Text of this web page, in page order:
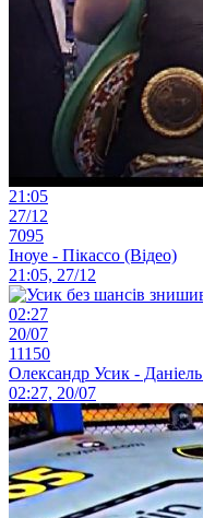
21:05
27/12
7095
Іноуе - Пікассо (Відео)
21:05, 27/12
02:27
20/07
11150
Олександр Усик -
02:27, 20/07